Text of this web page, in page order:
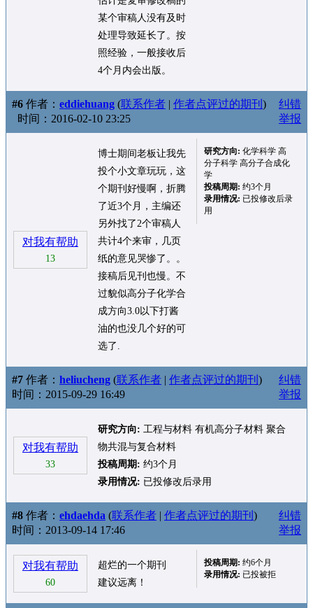
某个审稿人没有及时
处理导致延长了。按
照经验，一般接收后
4个月内会出版。
#6 作者： eddiehuang (联系作者 | 作者点评过的期刊 )
时间：2016-02-10 23:25
纠错
举报
对我有帮助
13
博士期间老板让我先
投个小文章玩玩，这
个期刊好慢啊，折腾
了近3个月，主编还
另外找了2个审稿人
共计4个来审，几页
纸的意见哭惨了。。
接稿后见刊也慢。不
过貌似高分子化学合
成方向3.0以下打酱
油的也没几个好的可
选了.
研究方向: 化学科学 高
分子科学 高分子合成化
学
投稿周期: 约3个月
录用情况: 已投修改后录
用
#7 作者： heliucheng (联系作者 | 作者点评过的期刊 )
时间：2015-09-29 16:49
纠错
举报
对我有帮助
33
研究方向: 工程与材料 有机高分子材料 聚合
物共混与复合材料
投稿周期: 约3个月
录用情况: 已投修改后录用
#8 作者： ehdaehda (联系作者 | 作者点评过的期刊 )
时间：2013-09-14 17:46
纠错
举报
对我有帮助
60
超烂的一个期刊
建议远离！
投稿周期: 约6个月
录用情况: 已投被拒